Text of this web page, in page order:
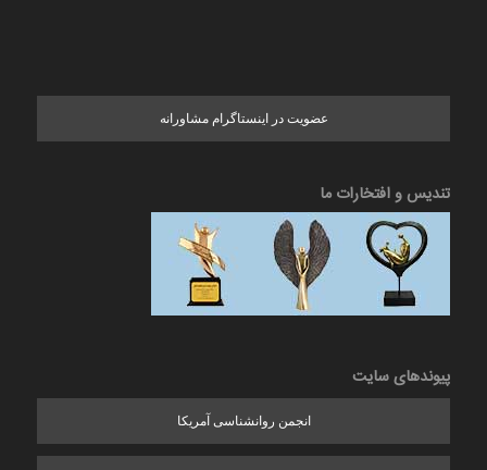
عضویت در اینستاگرام مشاورانه
تندیس و افتخارات ما
پیوندهای سایت
انجمن روانشناسی آمریکا